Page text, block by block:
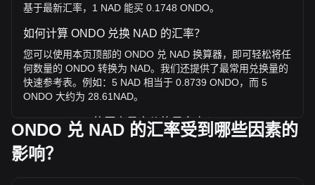
基于最新汇率，1 NAD 能买 0.1748 ONDO。
如何计算 ONDO 兑换 NAD 的汇率？
您可以使用本页顶部的 ONDO 兑 NAD 换算器，即可轻松将任
何数量的 ONDO 转换为 NAD。我们还提供了最常用兑换量的
快速参考表。例如：5 NAD 相当于 0.8739 ONDO，而 5
ONDO 大约为 28.61NAD。
ONDO / NAD 的历史最高价格是多少？
1 ONDO 兑 NAD 的历史最高价为 N$34.78。1 ONDO / NAD
的价值是否还会超越目前的历史最高价呢？让我们拭目以待。
ONDO 兑 NAD 的汇率受到哪些因素的
影响？